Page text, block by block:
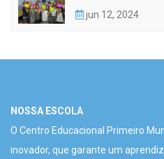
jun 12, 2024
NOSSA ESCOLA
O Centro Educacional Primeiro
inovador, que garante um